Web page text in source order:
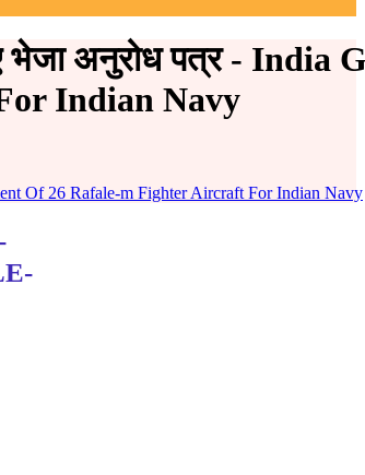
भेजा अनुरोध पत्र - India
Indian Navy
Of 26 Rafale-m Fighter Aircraft For Indian Navy